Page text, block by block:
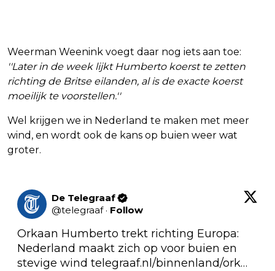
Weerman Weenink voegt daar nog iets aan toe:
''Later in de week lijkt Humberto koerst te zetten
richting de Britse eilanden, al is de exacte koerst
moeilijk te voorstellen.''
Wel krijgen we in Nederland te maken met meer
wind, en wordt ook de kans op buien weer wat
groter.
De Telegraaf
@telegraaf · Follow
Orkaan Humberto trekt richting Europa:
Nederland maakt zich op voor buien en
stevige wind telegraaf.nl/binnenland/ork…